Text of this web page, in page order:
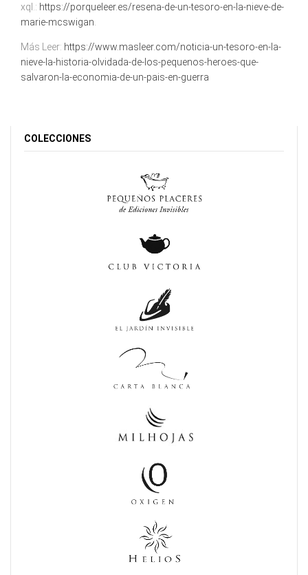
xql.: https://porqueleer.es/resena-de-un-tesoro-en-la-nieve-de-
marie-mcswigan
Más Leer: https://www.masleer.com/noticia-un-tesoro-en-la-
nieve-la-historia-olvidada-de-los-pequenos-heroes-que-
salvaron-la-economia-de-un-pais-en-guerra
COLECCIONES